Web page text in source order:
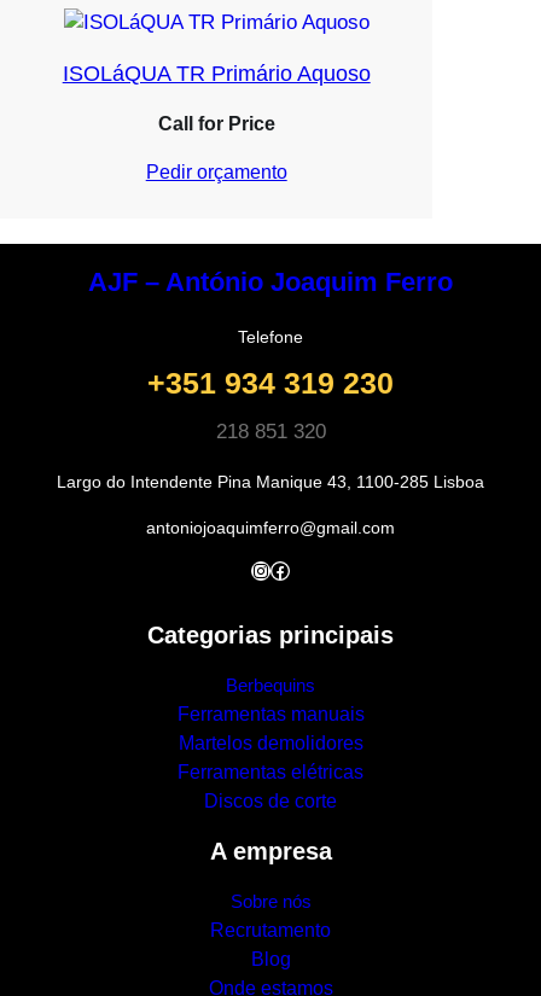
ISOLáQUA TR Primário Aquoso
Call for Price
Pedir orçamento
AJF – António Joaquim Ferro
Telefone
+351 934 319 230
218 851 320
Largo do Intendente Pina Manique 43, 1100-285 Lisboa
antoniojoaquimferro@gmail.com
InstagramFacebook
Categorias principais
Berbequins
Ferramentas manuais
Martelos demolidores
Ferramentas elétricas
Discos de corte
A empresa
Sobre nós
Recrutamento
Blog
Onde estamos